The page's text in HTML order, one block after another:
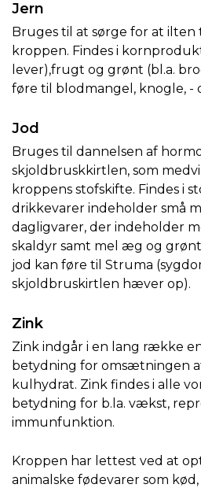
Jern
Bruges til at sørge for at
kroppen. Findes i
lever),frugt og grønt (bl.a.
føre til blodmangel, knogle, -
Jod
Bruges til dannelsen af
skjoldbruskkirtlen, som
kroppens stofskifte. Findes i
drikkevarer indeholder små
dagligvarer, der indeholder
skaldyr samt mel æg og
jod kan føre til Struma
skjoldbruskirtlen hæver op).
Zink
Zink indgår i en lang række
betydning for omsætningen
kulhydrat. Zink findes i alle
betydning for b.la. vækst,
immunfunktion.
Kroppen har lettest ved at
animalske fødevarer som